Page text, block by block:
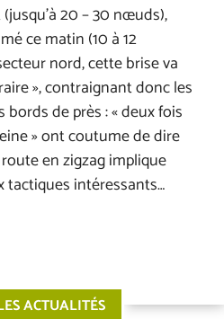
20 – 30 nœuds),
ce matin (10 à 12
nord, cette brise va
», contraignant donc les
de près : « deux fois
» ont coutume de dire
en zigzag implique
tactiques intéressants…
ACTUALITÉS